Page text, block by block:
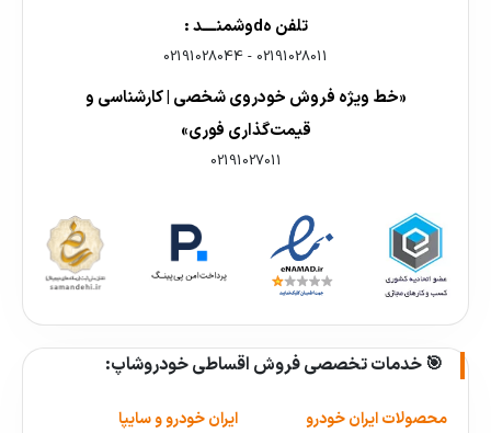
تلفن هdوشمنــــد :
02191028011
-
02191028044
«خط ویژه فروش خودروی شخصی | کارشناسی و
قیمت‌گذاری فوری»
02191027011
🎯 خدمات تخصصی فروش اقساطی خودروشاپ:
محصولات ایران خودرو ایران خودرو و سایپا